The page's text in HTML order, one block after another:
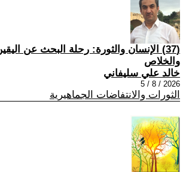
(37) الإنسان والثورة: رحلة البحث عن
والخلاص
خالد علي سليفاني
2026 / 8 / 5
الثورات والانتفاضات الجماهيرية